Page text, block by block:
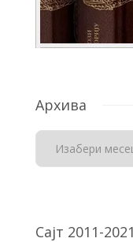
Архива
Сајт 2011-2021